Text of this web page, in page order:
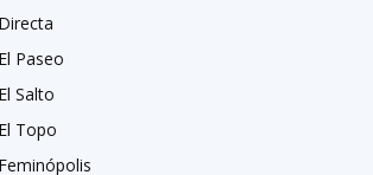
Directa
El Paseo
El Salto
El Topo
Feminópolis